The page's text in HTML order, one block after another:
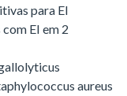
para EI
EI em 2
aureus